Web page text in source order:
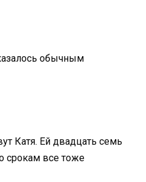
обычным
Катя. Ей двадцать семь
срокам все тоже